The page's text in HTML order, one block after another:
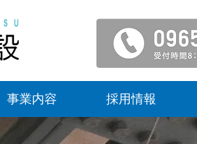
事業内容 採用情報